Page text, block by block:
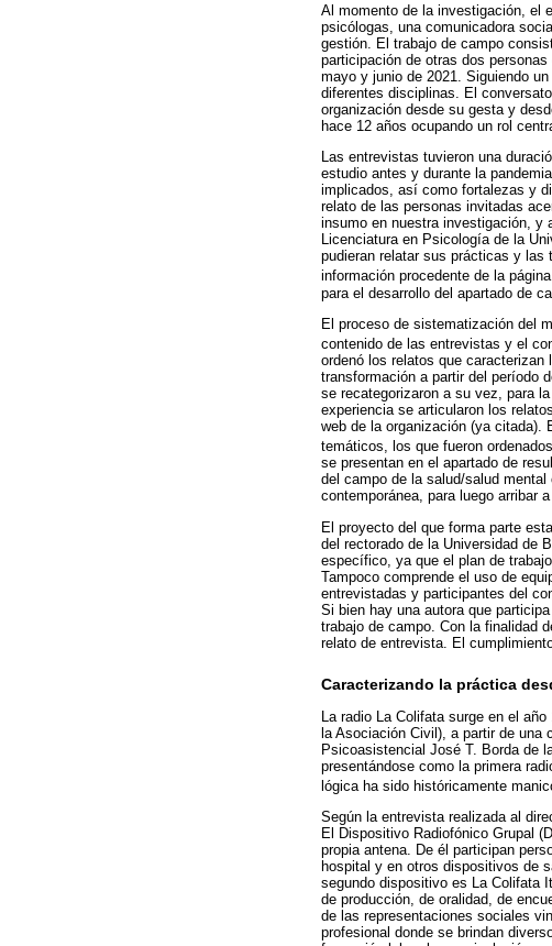
Al momento de la investigación, el
psicólogas, una comunicadora
gestión. El trabajo de campo
participación de otras dos
mayo y junio de 2021. Siguiendo
diferentes disciplinas. El
organización desde su gesta y
hace 12 años ocupando un rol
Las entrevistas tuvieron una
estudio antes y durante la
implicados, así como fortalezas y
relato de las personas invitadas
insumo en nuestra investigación, y
Licenciatura en Psicología de la
pudieran relatar sus prácticas y las
información procedente de la
para el desarrollo del apartado de
El proceso de sistematización del
contenido de las entrevistas y el
ordenó los relatos que
transformación a partir del período
se recategorizaron a su vez, para
experiencia se articularon los
web de la organización (ya citada).
temáticos, los que fueron
se presentan en el apartado de
del campo de la salud/salud
contemporánea, para luego arribar
El proyecto del que forma parte
del rectorado de la Universidad de
específico, ya que el plan de
Tampoco comprende el uso de
entrevistadas y participantes del
Si bien hay una autora que
trabajo de campo. Con la finalidad
relato de entrevista. El
Caracterizando la práctica
La radio La Colifata surge en el
la Asociación Civil), a partir de una
Psicoasistencial José T. Borda de
presentándose como la primera
lógica ha sido históricamente
Según la entrevista realizada al
El Dispositivo Radiofónico Grupal
propia antena. De él participan
hospital y en otros dispositivos de
segundo dispositivo es La Colifata
de producción, de oralidad, de
de las representaciones sociales
profesional donde se brindan